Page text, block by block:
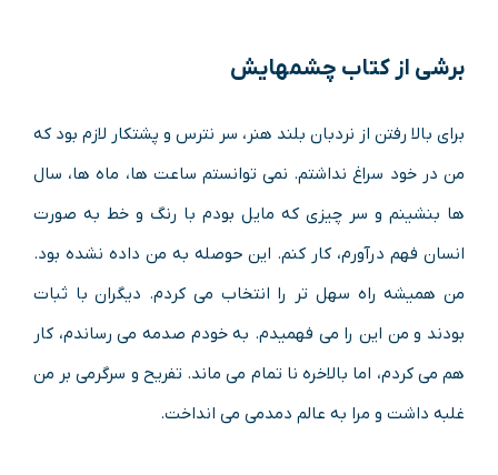
برشی از کتاب چشمهایش
برای بالا رفتن از نردبان بلند هنر، سر نترس و پشتکار لازم بود که
من در خود سراغ نداشتم. نمی توانستم ساعت ها، ماه ها، سال
ها بنشینم و سر چیزی که مایل بودم با رنگ و خط به صورت
انسان فهم درآورم، کار کنم. این حوصله به من داده نشده بود.
من همیشه راه سهل تر را انتخاب می کردم. دیگران با ثبات
بودند و من این را می فهمیدم. به خودم صدمه می رساندم، کار
هم می کردم، اما بالاخره نا تمام می ماند. تفریح و سرگرمی بر من
غلبه داشت و مرا به عالم دمدمی می انداخت.